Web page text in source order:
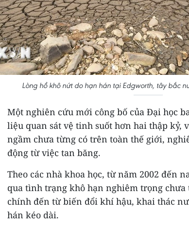
Lòng hồ khô nứt do hạn hán tại Edgworth, tây bắc
Một nghiên cứu mới công bố của Đại học
liệu quan sát vệ tinh suốt hơn hai thập kỷ,
ngầm chưa từng có trên toàn thế giới,
động từ việc tan băng.
Theo các nhà khoa học, từ năm 2002 đến
qua tình trạng khô hạn nghiêm trọng
chính đến từ biến đổi khí hậu, khai thác
hán kéo dài.